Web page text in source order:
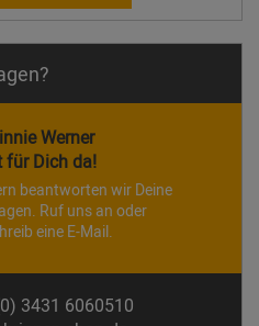
Werner
für Dich da!
beantworten wir Deine
Ruf uns an oder
eine E-Mail.
3431 6060510